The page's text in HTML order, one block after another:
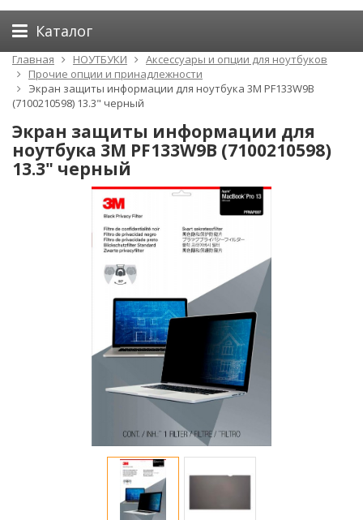
Каталог
Главная НОУТБУКИ
Аксессуары и опции для ноутбуков
Прочие опции и принадлежности
Экран защиты информации для ноутбука 3M PF133W9B
(7100210598) 13.3" черный
Экран защиты информации для
ноутбука 3M PF133W9B (7100210598)
13.3" черный